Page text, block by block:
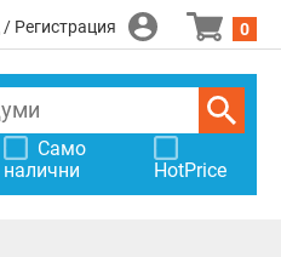
/ Регистрация 0
Само
налични
HotPrice